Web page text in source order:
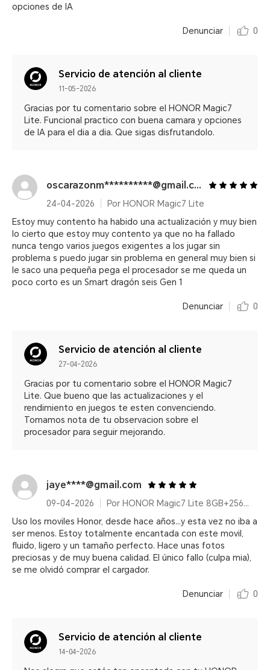
opciones de IA
Denunciar 0
Servicio de atención al cliente
11-05-2026
Gracias por tu comentario sobre el HONOR Magic7
Lite. Funcional practico con buena camara y opciones
de IA para el dia a dia. Que sigas disfrutandolo.
oscarazonm**********@gmail.com
24-04-2026
Por HONOR Magic7 Lite
Estoy muy contento ha habido una actualización y muy bien
lo cierto que estoy muy contento ya que no ha fallado
nunca tengo varios juegos exigentes a los jugar sin
problema s puedo jugar sin problema en general muy bien si
le saco una pequeña pega el procesador se me queda un
poco corto es un Smart dragón seis Gen 1
Denunciar 0
Servicio de atención al cliente
27-04-2026
Gracias por tu comentario sobre el HONOR Magic7
Lite. Que bueno que las actualizaciones y el
rendimiento en juegos te esten convenciendo.
Tomamos nota de tu observacion sobre el
procesador para seguir mejorando.
jaye****@gmail.com
09-04-2026
Por HONOR Magic7 Lite 8GB+256GB Titanium Purple
Uso los moviles Honor, desde hace años...y esta vez no iba a
ser menos. Estoy totalmente encantada con este movil,
fluido, ligero y un tamaño perfecto. Hace unas fotos
preciosas y de muy buena calidad. El único fallo (culpa mia),
se me olvidó comprar el cargador.
Denunciar 0
Servicio de atención al cliente
14-04-2026